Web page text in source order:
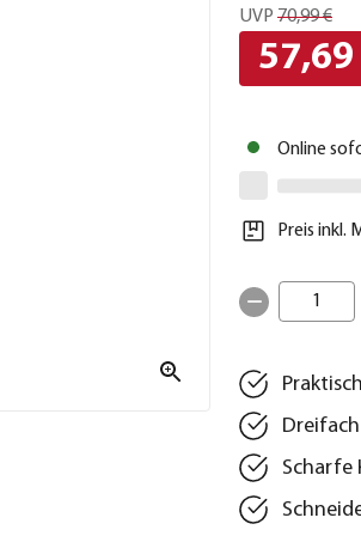
UVP 70,99 €
57,69
Online
Preis inkl.
1
Scharfe